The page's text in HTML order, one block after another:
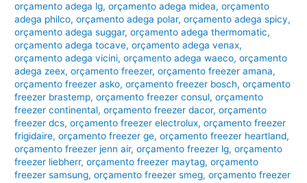
orçamento adega lg,orçamento adega midea,orçamento
adega philco,orçamento adega polar,orçamento adega spicy,
orçamento adega suggar,orçamento adega thermomatic,
orçamento adega tocave,orçamento adega venax,
orçamento adega vicini,orçamento adega waeco,orçamento
adega zeex,orçamento freezer,orçamento freezer amana,
orçamento freezer asko,orçamento freezer bosch,orçamento
freezer brastemp,orçamento freezer consul,orçamento
freezer continental,orçamento freezer dacor,orçamento
freezer dcs,orçamento freezer electrolux,orçamento freezer
frigidaire,orçamento freezer ge,orçamento freezer heartland,
orçamento freezer jenn air,orçamento freezer lg,orçamento
freezer liebherr,orçamento freezer maytag,orçamento
freezer samsung,orçamento freezer smeg,orçamento freezer